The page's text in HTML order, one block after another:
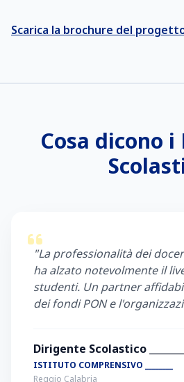
Scarica la brochure del
Cosa dicono
"La professionalità dei
ha alzato notevolmente il
studenti. Un partner
dei fondi PON e
Dirigente Scolastico ________
ISTITUTO COMPRENSIVO ________
Reggio Calabria